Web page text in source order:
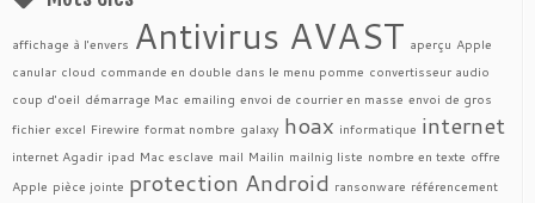
affichage à l'envers Antivirus AVAST aperçu Apple
canular cloud commande en double dans le menu pomme convertisseur audio
coup d'oeil démarrage Mac emailing envoi de courrier en masse envoi de gros
fichier excel Firewire format nombre galaxy hoax informatique internet
internet Agadir ipad Mac esclave mail Mailin mailnig liste nombre en texte offre
Apple pièce jointe protection Android ransonware référencement